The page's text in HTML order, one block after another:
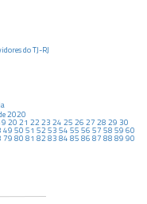
do TJ-RJ
2020
20 21 22 23 24 25 26 27 28 29 30
49 50 51 52 53 54 55 56 57 58 59 60
79 80 81 82 83 84 85 86 87 88 89 90